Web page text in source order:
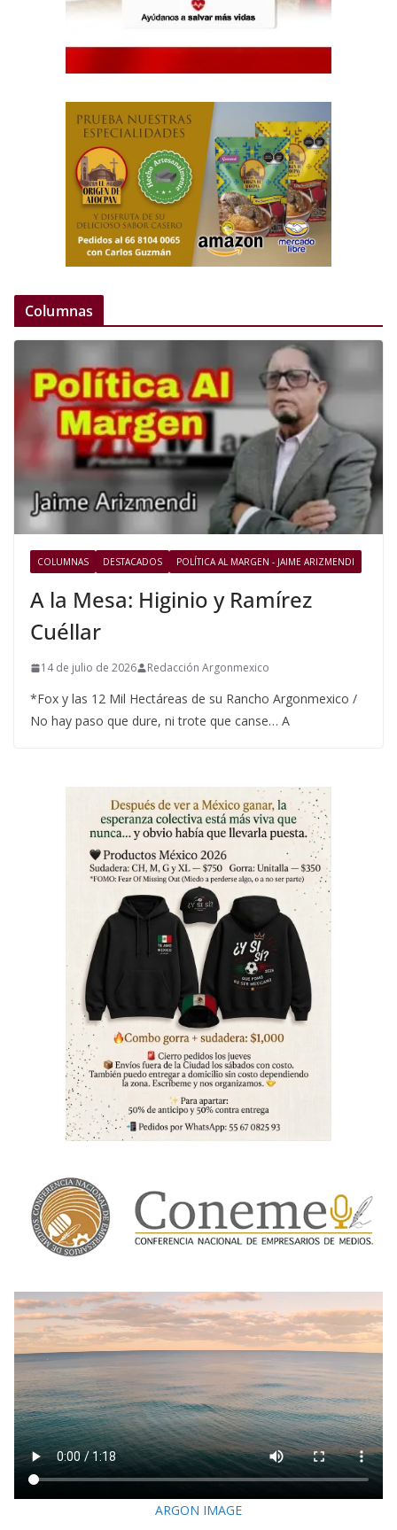
Columnas
COLUMNAS DESTACADOS POLÍTICA AL MARGEN - JAIME ARIZMENDI
A la Mesa: Higinio y Ramírez
Cuéllar
14 de julio de 2026 Redacción Argonmexico
*Fox y las 12 Mil Hectáreas de su Rancho Argonmexico /
No hay paso que dure, ni trote que canse… A
ARGON IMAGE